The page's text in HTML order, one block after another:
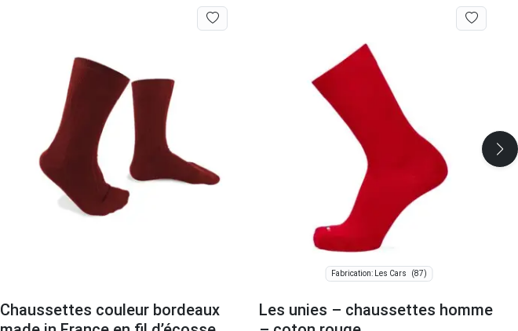
Chaussettes couleur bordeaux
Fabrication: Les Cars (87)
Les unies – chaussettes homme